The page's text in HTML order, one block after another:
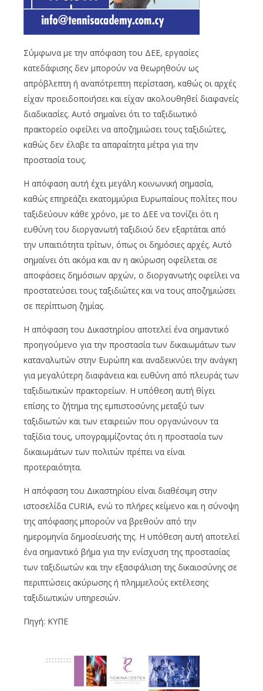
Σύμφωνα με την απόφαση του ΔΕΕ, εργασίες
κατεδάφισης δεν μπορούν να θεωρηθούν ως
απρόβλεπτη ή αναπότρεπτη περίσταση, καθώς οι αρχές
είχαν προειδοποιήσει και είχαν ακολουθηθεί διαφανείς
διαδικασίες. Αυτό σημαίνει ότι το ταξιδιωτικό
πρακτορείο οφείλει να αποζημιώσει τους ταξιδιώτες,
καθώς δεν έλαβε τα απαραίτητα μέτρα για την
προστασία τους.
Η απόφαση αυτή έχει μεγάλη κοινωνική σημασία,
καθώς επηρεάζει εκατομμύρια Ευρωπαίους πολίτες που
ταξιδεύουν κάθε χρόνο, με το ΔΕΕ να τονίζει ότι η
ευθύνη του διοργανωτή ταξιδιού δεν εξαρτάται από
την υπαιτιότητα τρίτων, όπως οι δημόσιες αρχές. Αυτό
σημαίνει ότι ακόμα και αν η ακύρωση οφείλεται σε
αποφάσεις δημόσιων αρχών, ο διοργανωτής οφείλει να
προστατεύσει τους ταξιδιώτες και να τους αποζημιώσει
σε περίπτωση ζημίας.
Η απόφαση του Δικαστηρίου αποτελεί ένα σημαντικό
προηγούμενο για την προστασία των δικαιωμάτων των
καταναλωτών στην Ευρώπη και αναδεικνύει την ανάγκη
για μεγαλύτερη διαφάνεια και ευθύνη από πλευράς των
ταξιδιωτικών πρακτορείων. Η υπόθεση αυτή θίγει
επίσης το ζήτημα της εμπιστοσύνης μεταξύ των
ταξιδιωτών και των εταιρειών που οργανώνουν τα
ταξίδια τους, υπογραμμίζοντας ότι η προστασία των
δικαιωμάτων των πολιτών πρέπει να είναι
προτεραιότητα.
Η απόφαση του Δικαστηρίου είναι διαθέσιμη στην
ιστοσελίδα CURIA, ενώ το πλήρες κείμενο και η σύνοψη
της απόφασης μπορούν να βρεθούν από την
ημερομηνία δημοσίευσής της. Η υπόθεση αυτή αποτελεί
ένα σημαντικό βήμα για την ενίσχυση της προστασίας
των ταξιδιωτών και την εξασφάλιση της δικαιοσύνης σε
περιπτώσεις ακύρωσης ή πλημμελούς εκτέλεσης
ταξιδιωτικών υπηρεσιών.
Πηγή: ΚΥΠΕ